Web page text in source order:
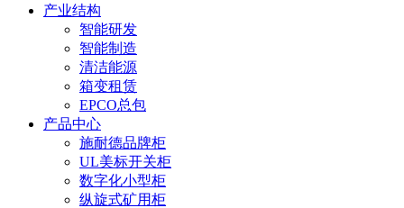
产业结构
智能研发
智能制造
清洁能源
箱变租赁
EPCO总包
产品中心
施耐德品牌柜
UL美标开关柜
数字化小型柜
纵旋式矿用柜